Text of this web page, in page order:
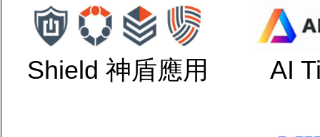
Shield 神盾應用 AI